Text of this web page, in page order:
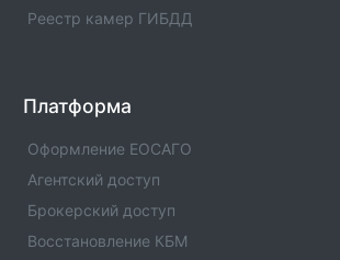
Оператор техосмотра №00982. Список
Оператор техосмотра №00978
Информация об операторе
Оператор техосмотра №00978. Список
оператора, статус оператора, телефны
Оператор техосмотра №00976
Информация об операторе
Реестр камер ГИБДД
Платформа
Оформление ЕОСАГО
Агентский доступ
Брокерский доступ
Восстановление КБМ